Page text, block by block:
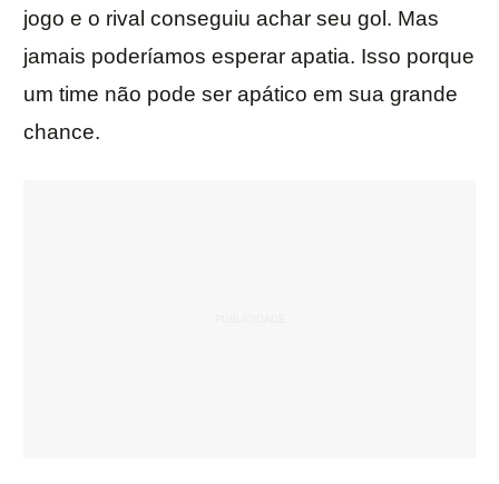
jogo e o rival conseguiu achar seu gol. Mas
jamais poderíamos esperar apatia. Isso porque
um time não pode ser apático em sua grande
chance.